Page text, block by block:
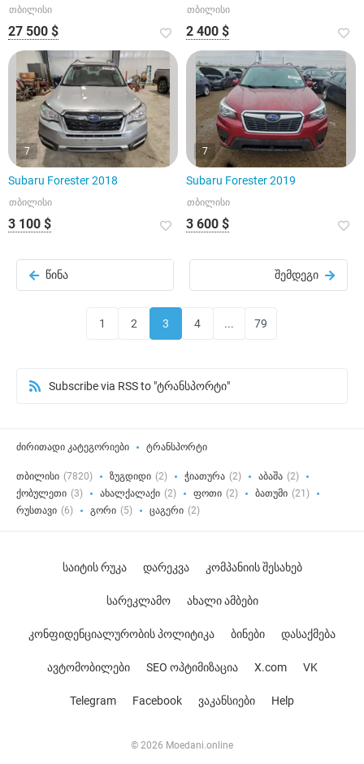
თბილისი
27 500 $
თბილისი
2 400 $
7
Subaru Forester 2018
თბილისი
3 100 $
7
Subaru Forester 2019
თბილისი
3 600 $
წინა შემდეგი
1 2 3 4 ... 79
Subscribe via RSS to "ტრანსპორტი"
ძირითადი კატეგორიები ტრანსპორტი
თბილისი (7820) ზუგდიდი (2) ჭიათურა (2) აბაშა (2)
ქობულეთი (3) ახალქალაქი (2) ფოთი (2) ბათუმი (21)
რუსთავი (6) გორი (5) ცაგერი (2)
© 2026 Moedani.online
საიტის რუკა დარეკვა კომპანიის შესახებ
სარეკლამო ახალი ამბები
კონფიდენციალურობის პოლიტიკა ბინები დასაქმება
ავტომობილები SEO ოპტიმიზაცია X.com VK
Telegram Facebook ვაკანსიები Help